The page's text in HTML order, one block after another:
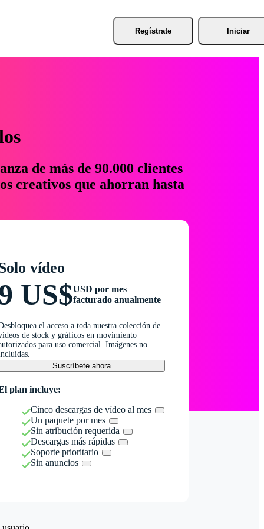
Regístrate Iniciar
de más de 90.000 clientes
creativos que ahorran hasta
vídeo
US$USD por mes
facturado anualmente
el acceso a toda nuestra colección de
de stock y gráficos en movimiento
para uso comercial. Imágenes no
Suscríbete ahora
plan incluye:
Cinco descargas de vídeo al mes
Un paquete por mes
Sin atribución requerida
Descargas más rápidas
Soporte prioritario
Sin anuncios